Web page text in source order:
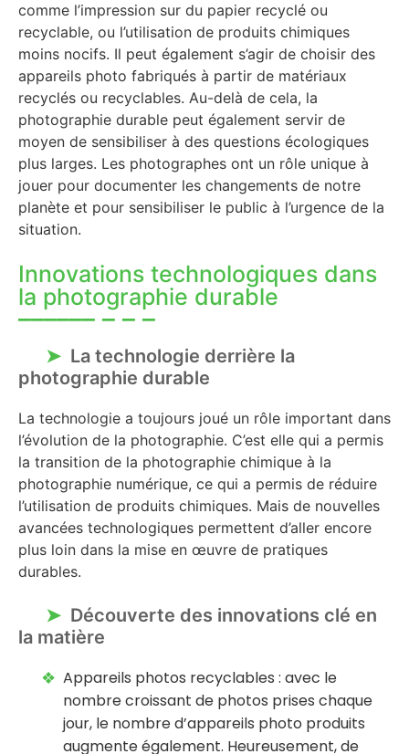
comme l’impression sur du papier recyclé ou
recyclable, ou l’utilisation de produits chimiques
moins nocifs. Il peut également s’agir de choisir des
appareils photo fabriqués à partir de matériaux
recyclés ou recyclables. Au-delà de cela, la
photographie durable peut également servir de
moyen de sensibiliser à des questions écologiques
plus larges. Les photographes ont un rôle unique à
jouer pour documenter les changements de notre
planète et pour sensibiliser le public à l’urgence de la
situation.
Innovations technologiques dans
la photographie durable
La technologie derrière la
photographie durable
La technologie a toujours joué un rôle important dans
l’évolution de la photographie. C’est elle qui a permis
la transition de la photographie chimique à la
photographie numérique, ce qui a permis de réduire
l’utilisation de produits chimiques. Mais de nouvelles
avancées technologiques permettent d’aller encore
plus loin dans la mise en œuvre de pratiques
durables.
Découverte des innovations clé en
la matière
Appareils photos recyclables : avec le
nombre croissant de photos prises chaque
jour, le nombre d’appareils photo produits
augmente également. Heureusement, de